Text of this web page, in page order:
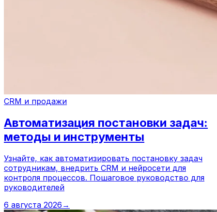
CRM и продажи
Автоматизация постановки задач:
методы и инструменты
Узнайте, как автоматизировать постановку задач
сотрудникам, внедрить CRM и нейросети для
контроля процессов. Пошаговое руководство для
руководителей
6 августа 2026 →